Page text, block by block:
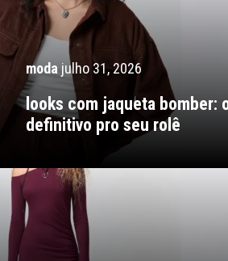
moda julho 31, 2026
looks com jaqueta bomber:
definitivo pro seu rolê